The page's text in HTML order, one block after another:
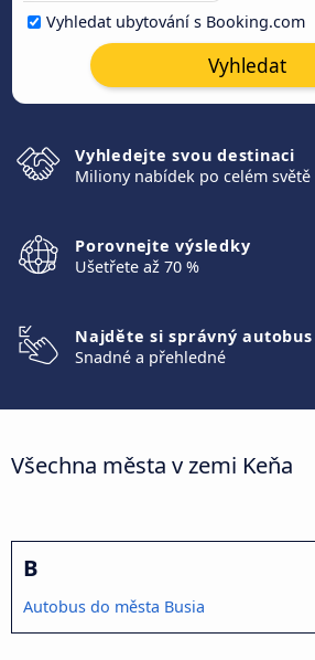
Vyhledat ubytování s Booking.com
Vyhledat
Vyhledejte svou destinaci
Miliony nabídek po celém světě
Porovnejte výsledky
Ušetřete až 70 %
Najděte si správný autobus
Snadné a přehledné
Všechna města v zemi Keňa
B
Autobus do města Busia